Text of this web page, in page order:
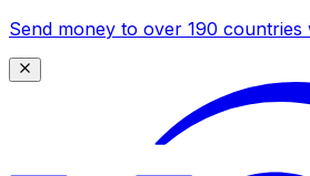
Send money to over 190 countries